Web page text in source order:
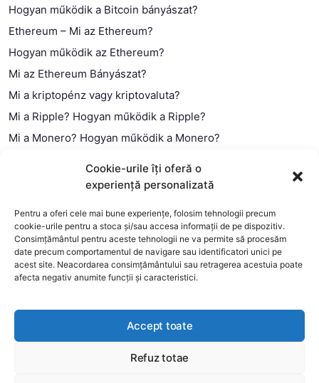
Cookie-urile îți oferă o
experiență personalizată
Pentru a oferi cele mai bune experiențe, folosim tehnologii precum
cookie-urile pentru a stoca și/sau accesa informații de pe dispozitiv.
Consimțământul pentru aceste tehnologii ne va permite să procesăm
date precum comportamentul de navigare sau identificatori unici pe
acest site. Neacordarea consimțământului sau retragerea acestuia poate
afecta negativ anumite funcții și caracteristici.
Accept toate
Refuz totae
Hogyan működik a Bitcoin bányászat?
Ethereum – Mi az Ethereum?
Hogyan működik az Ethereum?
Mi az Ethereum Bányászat?
Mi a kriptopénz vagy kriptovaluta?
Mi a Ripple? Hogyan működik a Ripple?
Mi a Monero? Hogyan működik a Monero?
Mi a blokklánc (technológia)?
This website uses cookies to improve your experience. We'll